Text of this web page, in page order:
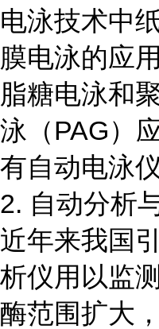
电泳技术中
膜电泳的应
脂糖电泳和
泳（PAG）
有自动电泳仪
2. 自动分析
近年来我国
析仪用以监
酶范围扩大